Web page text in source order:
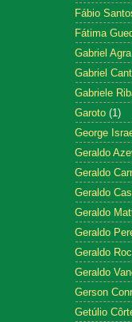
Fábio
Fátima
Gabriel Agra
Gabriel
Gabriele
Garoto (1)
George
Geraldo
Geraldo
Geraldo
Geraldo
Geraldo
Geraldo
Geraldo
Gerson
Getúlio